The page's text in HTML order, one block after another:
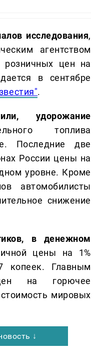
исследования,
агентством
розничных цен на
в сентябре
.
удорожание
топлива
Последние две
России цены на
уровне. Кроме
автомобилисты
снижение
в денежном
цены на 1%
копеек. Главным
на горючее
мировых
↓